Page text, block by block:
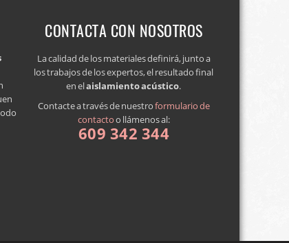
CONTACTA CON NOSOTROS
La calidad de los materiales definirá, junto a
los trabajos de los expertos, el resultado final
en elaislamiento acústico.
Contacte a través de nuestroformulario de
contactoo llámenos al:
609 342 344